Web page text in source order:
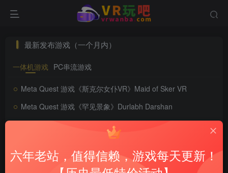
最新发布游戏（一个月内）
一体机游戏 PC串流游戏
Meta Quest 游戏《斯克尔女仆VR》Maid of Sker VR
Meta Quest 游戏《罕见景象》Durlabh Darshan
Meta Quest 游戏《机械忍者VR》Karakuri Ninja VR
Meta Quest 游戏《战斗健身：VR有氧拳击》Battle Fit: VR Cardio Boxing
六年老站，值得信赖，游戏每天更新！